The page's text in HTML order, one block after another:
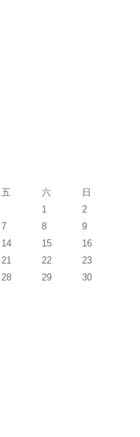
五 六
日
1
2
7 8
9
14 15
16
21 22
23
28 29
30